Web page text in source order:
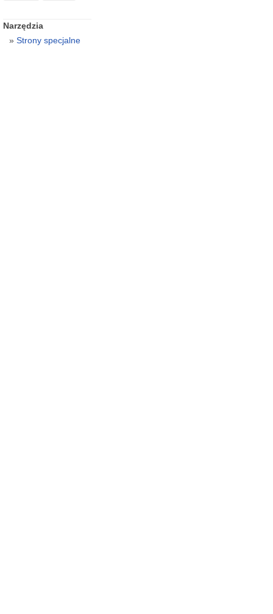
Narzędzia
Strony specjalne